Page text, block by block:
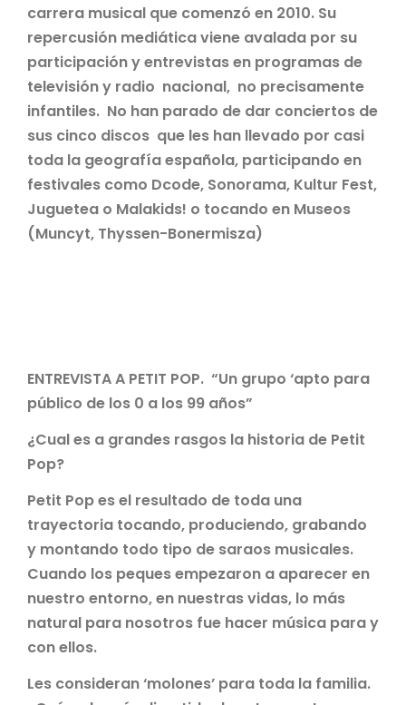
carrera musical que comenzó en 2010. Su
repercusión mediática viene avalada por su
participación y entrevistas en programas de
televisión y radio nacional, no precisamente
infantiles. No han parado de dar conciertos de
sus cinco discos que les han llevado por casi
toda la geografía española, participando en
festivales como Dcode, Sonorama, Kultur Fest,
Juguetea o Malakids! o tocando en Museos
(Muncyt, Thyssen-Bonermisza)
ENTREVISTA A PETIT POP. “Un grupo ‘apto para
público de los 0 a los 99 años”
¿Cual es a grandes rasgos la historia de Petit
Pop?
Petit Pop es el resultado de toda una
trayectoria tocando, produciendo, grabando
y montando todo tipo de saraos musicales.
Cuando los peques empezaron a aparecer en
nuestro entorno, en nuestras vidas, lo más
natural para nosotros fue hacer música para y
con ellos.
Les consideran ‘molones’ para toda la familia.